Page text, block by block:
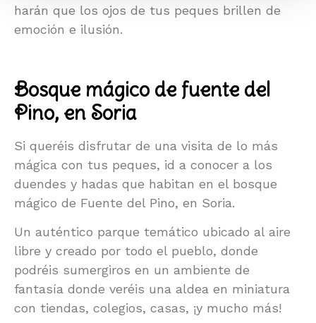
harán que los ojos de tus peques brillen de
emoción e ilusión.
Bosque mágico de fuente del
Pino, en Soria
Si queréis disfrutar de una visita de lo más
mágica con tus peques, id a conocer a los
duendes y hadas que habitan en el bosque
mágico de Fuente del Pino, en Soria.
Un auténtico parque temático ubicado al aire
libre y creado por todo el pueblo, donde
podréis sumergiros en un ambiente de
fantasía donde veréis una aldea en miniatura
con tiendas, colegios, casas, ¡y mucho más!